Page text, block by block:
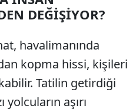
DEĞİŞİYOR?
havalimanında
kopma hissi, kişileri
Tatilin getirdiği
aşırı